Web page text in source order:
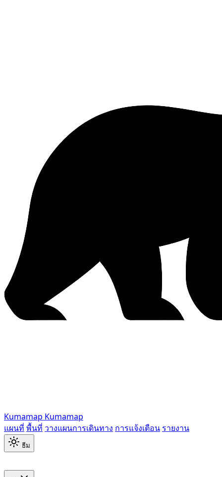
Kumamap Kumamap
แผนที่ พื้นที่ วางแผนการเดินทาง การแจ้งเตือน รายงาน
ธีม